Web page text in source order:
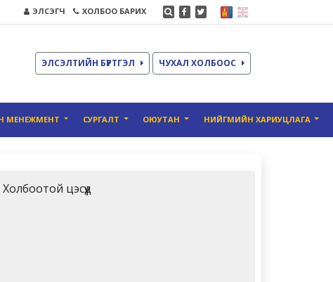
ЭЛСЭГЧ ХОЛБОО БАРИХ
ЭЛСЭЛТИЙН БҮРТГЭЛ ЧУХАЛ ХОЛБООС
МЕНЕЖМЕНТ СУРГАЛТ ОЮУТАН НИЙГМИЙН ХАРИУЦЛАГА
Холбоотой цэсүүд